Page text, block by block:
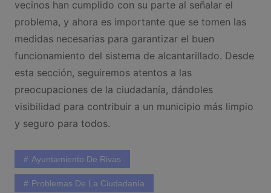
vecinos han cumplido con su parte al señalar el
problema, y ahora es importante que se tomen las
medidas necesarias para garantizar el buen
funcionamiento del sistema de alcantarillado. Desde
esta sección, seguiremos atentos a las
preocupaciones de la ciudadanía, dándoles
visibilidad para contribuir a un municipio más limpio
y seguro para todos.
Ayuntamiento De Rivas
Problemas De La Ciudadanía